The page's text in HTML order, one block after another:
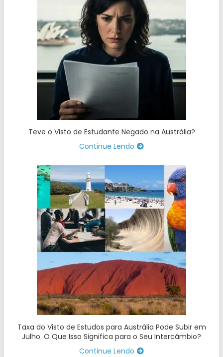
Teve o Visto de Estudante Negado na Austrália?
Continue Lendo
Taxa do Visto de Estudos para Austrália Pode Subir em
Julho. O Que Isso Significa para o Seu Intercâmbio?
Continue Lendo